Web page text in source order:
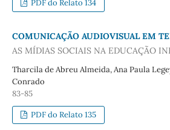
PDF do Relato 134
COMUNICAÇÃO AUDIOVISUAL EM
AS MÍDIAS SOCIAIS NA EDUCAÇÃO
Tharcila de Abreu Almeida, Ana Paula
Conrado
83-85
PDF do Relato 135